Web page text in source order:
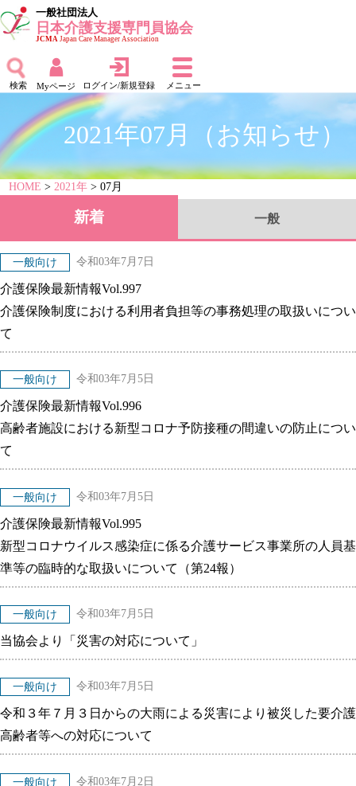
一般社団法人
日本介護支援専門員協会
JCMAJapan Care Manager Association
検索 Myページ ログイン/新規登録 メニュー
2021年07月（お知らせ）
HOME >2021年 > 07月
新着 一般
一般向け 令和03年7月7日
介護保険最新情報Vol.997
介護保険制度における利用者負担等の事務処理の取扱いについ
て
一般向け 令和03年7月5日
介護保険最新情報Vol.996
高齢者施設における新型コロナ予防接種の間違いの防止につい
て
一般向け 令和03年7月5日
介護保険最新情報Vol.995
新型コロナウイルス感染症に係る介護サービス事業所の人員基
準等の臨時的な取扱いについて（第24報）
一般向け 令和03年7月5日
当協会より「災害の対応について」
一般向け 令和03年7月5日
令和３年７月３日からの大雨による災害により被災した要介護
高齢者等への対応について
一般向け 令和03年7月2日